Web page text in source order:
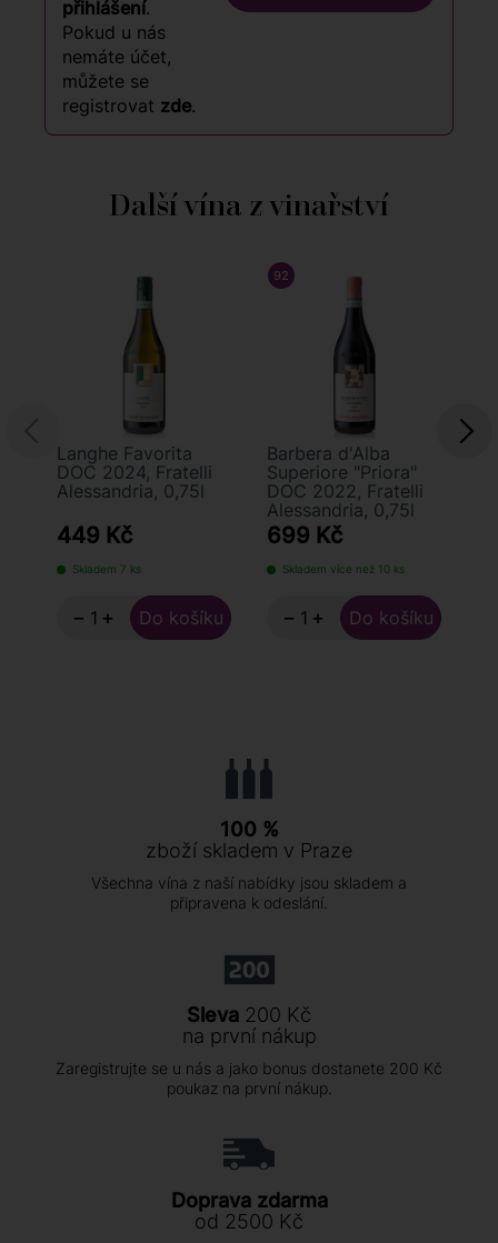
přihlášení.
Pokud u nás
nemáte účet,
můžete se
registrovat zde.
Další vína z vinařství
Langhe Favorita
DOC 2024, Fratelli
Alessandria, 0,75l
449 Kč
Skladem 7 ks
− +
92 ROBERT PARKER
Barbera d'Alba
Superiore "Priora"
DOC 2022, Fratelli
Alessandria, 0,75l
699 Kč
Skladem více než 10 ks
− +
100 %
zboží skladem v Praze
Všechna vína z naší nabídky jsou skladem a
připravena k odeslání.
Sleva 200 Kč
na první nákup
Zaregistrujte se u nás a jako bonus dostanete 200 Kč
poukaz na první nákup.
Doprava zdarma
od 2500 Kč